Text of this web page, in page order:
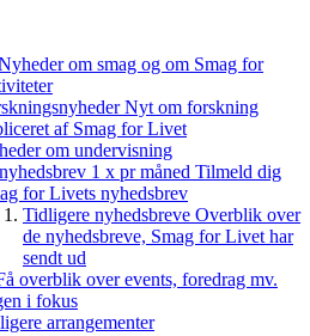
om smag og om Smag for
Nyt om forskning
af Smag for Livet
om undervisning
1 x pr måned Tilmeld dig
for Livets nyhedsbrev
Tidligere nyhedsbreve Overblik over
de nyhedsbreve, Smag for Livet har
sendt ud
overblik over events, foredrag mv.
i fokus
arrangementer